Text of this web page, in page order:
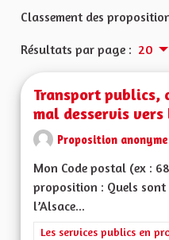
Classement des
Résultats par page : 20
Transport
mal desservis
Proposition anonyme
Mon Code postal (ex :
proposition : Quels
l’Alsace...
Filtrer les résultats de la
Les services publics en